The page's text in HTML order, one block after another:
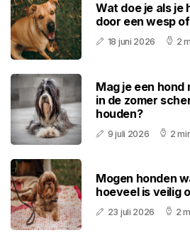
Wat doe je als je
door een wesp
18 juni 2026 2
Mag je een
in de zomer
houden?
9 juli 2026 2
Mogen honden
hoeveel is veilig
23 juli 2026 2